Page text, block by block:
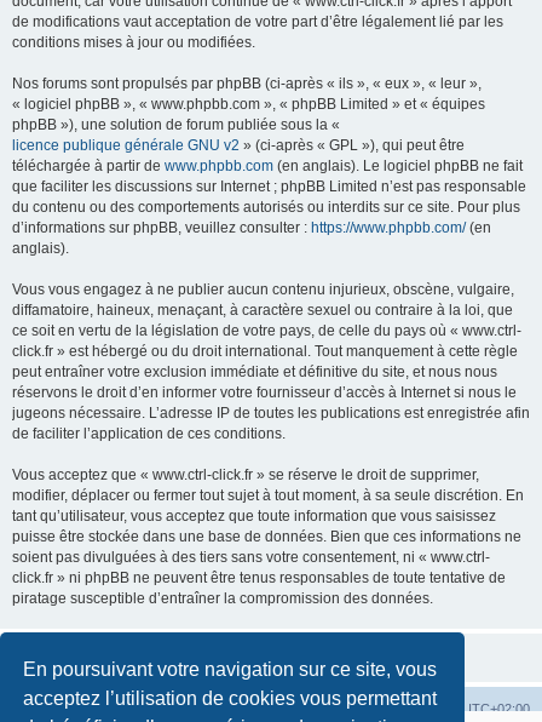
En poursuivant votre navigation sur ce site, vous
acceptez l’utilisation de cookies vous permettant
de modifications vaut acceptation de votre part d’être légalement lié par les
conditions mises à jour ou modifiées.
Nos forums sont propulsés par phpBB (ci-après « ils », « eux », « leur »,
« logiciel phpBB », « www.phpbb.com », « phpBB Limited » et « équipes
phpBB »), une solution de forum publiée sous la «
licence publique générale GNU v2 » (ci-après « GPL »), qui peut être
téléchargée à partir de www.phpbb.com (en anglais). Le logiciel phpBB ne fait
que faciliter les discussions sur Internet ; phpBB Limited n’est pas responsable
du contenu ou des comportements autorisés ou interdits sur ce site. Pour plus
d’informations sur phpBB, veuillez consulter : https://www.phpbb.com/(en
anglais).
Vous vous engagez à ne publier aucun contenu injurieux, obscène, vulgaire,
diffamatoire, haineux, menaçant, à caractère sexuel ou contraire à la loi, que
ce soit en vertu de la législation de votre pays, de celle du pays où « www.ctrl-
click.fr » est hébergé ou du droit international. Tout manquement à cette règle
peut entraîner votre exclusion immédiate et définitive du site, et nous nous
réservons le droit d’en informer votre fournisseur d’accès à Internet si nous le
jugeons nécessaire. L’adresse IP de toutes les publications est enregistrée afin
de faciliter l’application de ces conditions.
Vous acceptez que « www.ctrl-click.fr » se réserve le droit de supprimer,
modifier, déplacer ou fermer tout sujet à tout moment, à sa seule discrétion. En
tant qu’utilisateur, vous acceptez que toute information que vous saisissez
puisse être stockée dans une base de données. Bien que ces informations ne
soient pas divulguées à des tiers sans votre consentement, ni « www.ctrl-
click.fr » ni phpBB ne peuvent être tenus responsables de toute tentative de
piratage susceptible d’entraîner la compromission des données.
Accueil Accueil du forum Fuseau horaire sur UTC+02:00